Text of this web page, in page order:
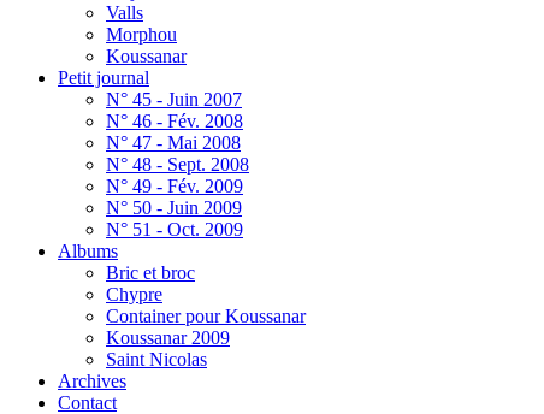
Valls
Morphou
Koussanar
Petit journal
N° 45 - Juin 2007
N° 46 - Fév. 2008
N° 47 - Mai 2008
N° 48 - Sept. 2008
N° 49 - Fév. 2009
N° 50 - Juin 2009
N° 51 - Oct. 2009
Albums
Bric et broc
Chypre
Container pour Koussanar
Koussanar 2009
Saint Nicolas
Archives
Contact